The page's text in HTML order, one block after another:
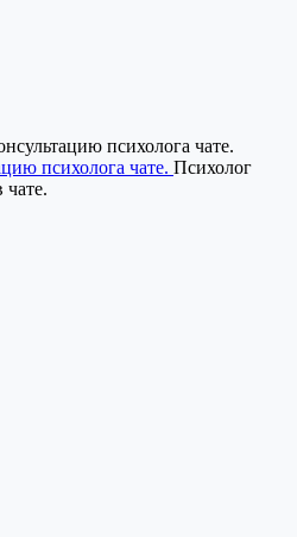
психолога чате.
психолога чате. Психолог